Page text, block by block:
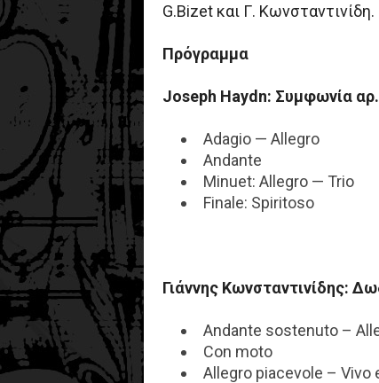
G.Bizet και Γ. Κωνσταντινίδη.
Πρόγραμμα
Joseph Haydn: Συμφωνία
Adagio — Allegro
Andante
Minuet: Allegro — Trio
Finale: Spiritoso
Γιάννης Κωνσταντινίδης:
Andante sostenuto –
Con moto
Allegro piacevole – Vivo